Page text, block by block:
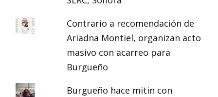
Contrario a recomendación de
Ariadna Montiel, organizan acto
masivo con acarreo para
Burgueño
Burgueño hace mitin con